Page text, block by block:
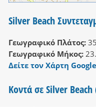
Silver Beach
Γεωγραφικό Πλάτος:
Γεωγραφικό Μήκος:
Δείτε τον Χάρτη
Κοντά σε Silver